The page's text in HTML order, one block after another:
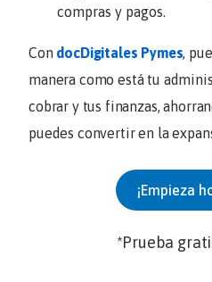
compras y pagos.
Con docDigitales Pymes,
manera como está tu
cobrar y tus finanzas,
puedes convertir en la
¡Empieza
*Prueba